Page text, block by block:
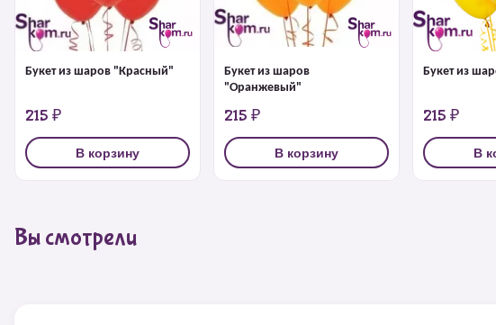
Букет из шаров "Красный"
215 ₽
В корзину
Букет из шаров
"Оранжевый"
215 ₽
В корзину
Букет из
215 ₽
В
Вы смотрели